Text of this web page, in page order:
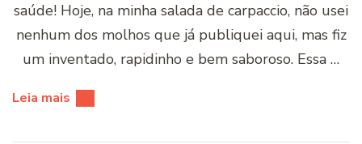
saúde! Hoje, na minha salada de carpaccio, não usei
nenhum dos molhos que já publiquei aqui, mas fiz
um inventado, rapidinho e bem saboroso. Essa …
Leia mais